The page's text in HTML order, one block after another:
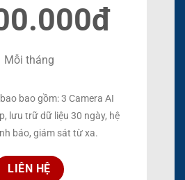
Mỗi tháng
bao gồm: 3 Camera AI
lưu trữ dữ liệu 30 ngày, hệ
báo, giám sát từ xa.
LIÊN HỆ